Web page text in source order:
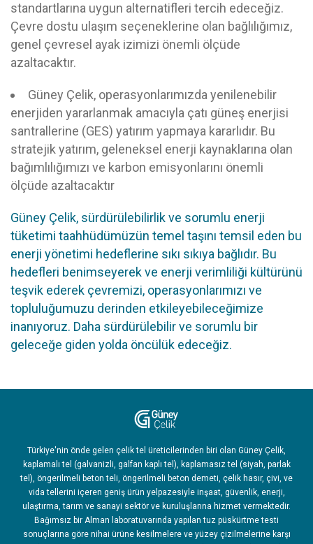
standartlarına uygun alternatifleri tercih edeceğiz.
Çevre dostu ulaşım seçeneklerine olan bağlılığımız,
genel çevresel ayak izimizi önemli ölçüde
azaltacaktır.
Güney Çelik, operasyonlarımızda yenilenebilir
enerjiden yararlanmak amacıyla çatı güneş enerjisi
santrallerine (GES) yatırım yapmaya kararlıdır. Bu
stratejik yatırım, geleneksel enerji kaynaklarına olan
bağımlılığımızı ve karbon emisyonlarını önemli
ölçüde azaltacaktır
Güney Çelik, sürdürülebilirlik ve sorumlu enerji
tüketimi taahhüdümüzün temel taşını temsil eden bu
enerji yönetimi hedeflerine sıkı sıkıya bağlıdır. Bu
hedefleri benimseyerek ve enerji verimliliği kültürünü
teşvik ederek çevremizi, operasyonlarımızı ve
topluluğumuzu derinden etkileyebileceğimize
inanıyoruz. Daha sürdürülebilir ve sorumlu bir
geleceğe giden yolda öncülük edeceğiz.
Türkiye'nin önde gelen çelik tel üreticilerinden biri olan Güney Çelik,
kaplamalı tel (galvanizli, galfan kaplı tel), kaplamasız tel (siyah, parlak
tel), öngerilmeli beton teli, öngerilmeli beton demeti, çelik hasır, çivi, ve
vida tellerini içeren geniş ürün yelpazesiyle inşaat, güvenlik, enerji,
ulaştırma, tarım ve sanayi sektör ve kuruluşlarına hizmet vermektedir.
Bağımsız bir Alman laboratuvarında yapılan tuz püskürtme testi
sonuçlarına göre nihai ürüne kesilmelere ve yüzey çizilmelerine karşı